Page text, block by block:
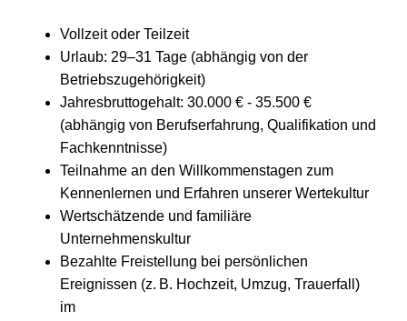
Vollzeit oder Teilzeit
Urlaub: 29–31 Tage (abhängig von der
Betriebszugehörigkeit)
Jahresbruttogehalt: 30.000 € - 35.500 €
(abhängig von Berufserfahrung, Qualifikation und
Fachkenntnisse)
Teilnahme an den Willkommenstagen zum
Kennenlernen und Erfahren unserer Wertekultur
Wertschätzende und familiäre
Unternehmenskultur
Bezahlte Freistellung bei persönlichen
Ereignissen (z. B. Hochzeit, Umzug, Trauerfall)
im